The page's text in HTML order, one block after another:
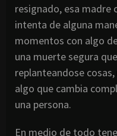
resignado, esa madre
intenta de alguna
momentos con algo
una muerte segura
replanteandose
algo que cambia
una persona.
En medio de todo